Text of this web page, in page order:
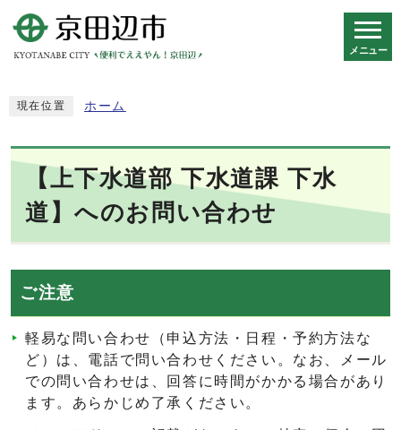
メニュー
現在位置 ホーム
【上下水道部 下水道課 下水
道】へのお問い合わせ
ご注意
軽易な問い合わせ（申込方法・日程・予約方法な
ど）は、電話で問い合わせください。なお、メール
での問い合わせは、回答に時間がかかる場合があり
ます。あらかじめ了承ください。